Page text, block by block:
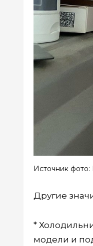
Источник фото:
Другие
*
модели и